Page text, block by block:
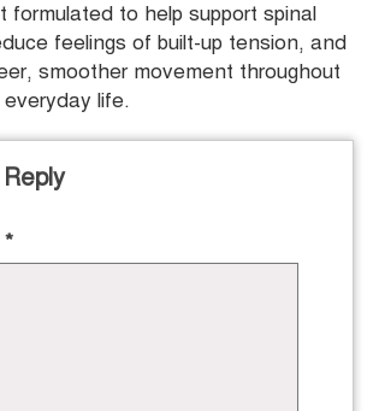
formulated to help support spinal
feelings of built-up tension, and
smoother movement throughout
everyday life.
*